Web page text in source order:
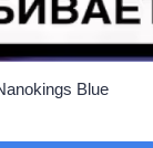
Blue